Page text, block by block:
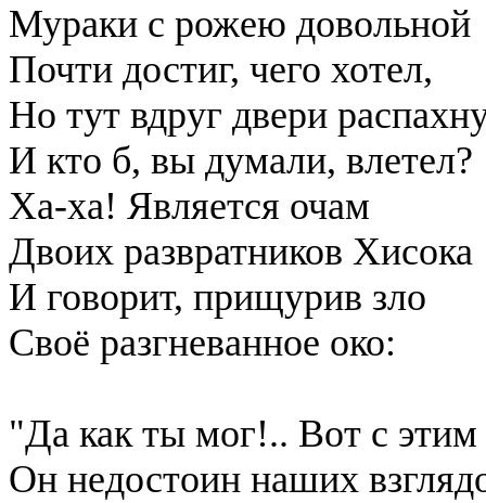
Мураки с рожею довольной
Почти достиг, чего хотел,
Но тут вдруг двери
И кто б, вы думали, влетел?
Ха-ха! Является очам
Двоих развратников Хисока
И говорит, прищурив зло
Своё разгневанное око:
"Да как ты мог!.. Вот с
Он недостоин наших